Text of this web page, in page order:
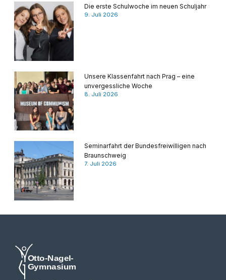
Die erste Schulwoche im neuen Schuljahr
9. Juli 2026
Unsere Klassenfahrt nach Prag – eine
unvergessliche Woche
8. Juli 2026
Seminarfahrt der Bundesfreiwilligen nach
Braunschweig
7. Juli 2026